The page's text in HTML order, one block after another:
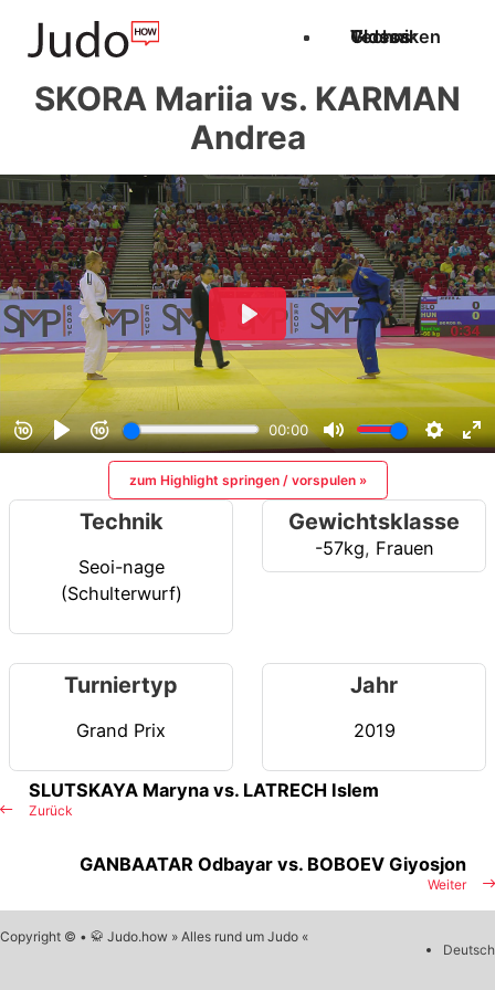
Techniken
Videos
Glossar
SKORA Mariia vs. KARMAN
Andrea
zum Highlight springen / vorspulen »
Technik
Seoi-nage
(Schulterwurf)
Gewichtsklasse
-57kg, Frauen
Turniertyp
Grand Prix
Jahr
2019
Zurück
SLUTSKAYA Maryna vs. LATRECH Islem
Weiter
GANBAATAR Odbayar vs. BOBOEV Giyosjon
Copyright © • 🥋 Judo.how » Alles rund um Judo «
Deutsch